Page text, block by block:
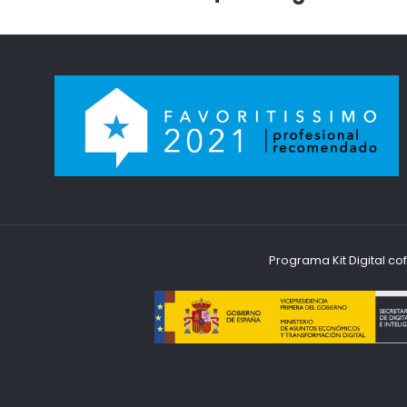
Programa Kit Digital